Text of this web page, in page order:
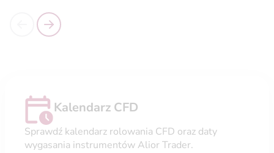
Kalendarz CFD
Sprawdź kalendarz rolowania CFD oraz daty
wygasania instrumentów Alior Trader.